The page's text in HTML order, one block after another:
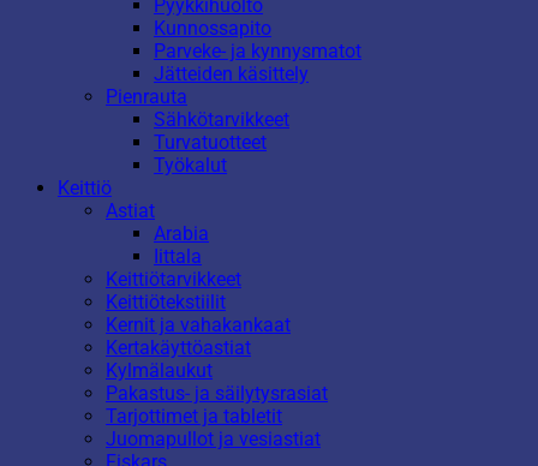
Pyykkihuolto
Kunnossapito
Parveke- ja kynnysmatot
Jätteiden käsittely
Pienrauta
Sähkötarvikkeet
Turvatuotteet
Työkalut
Keittiö
Astiat
Arabia
Iittala
Keittiötarvikkeet
Keittiötekstiilit
Kernit ja vahakankaat
Kertakäyttöastiat
Kylmälaukut
Pakastus- ja säilytysrasiat
Tarjottimet ja tabletit
Juomapullot ja vesiastiat